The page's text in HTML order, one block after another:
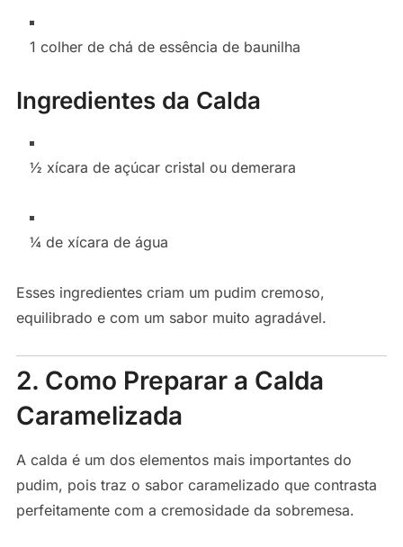
1 colher de chá de essência de baunilha
Ingredientes da Calda
½ xícara de açúcar cristal ou demerara
¼ de xícara de água
Esses ingredientes criam um pudim cremoso,
equilibrado e com um sabor muito agradável.
2. Como Preparar a Calda
Caramelizada
A calda é um dos elementos mais importantes do
pudim, pois traz o sabor caramelizado que contrasta
perfeitamente com a cremosidade da sobremesa.